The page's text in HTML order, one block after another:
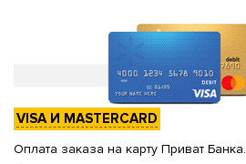
VISA И MASTERCARD
Оплата заказа на карту Приват Банка.